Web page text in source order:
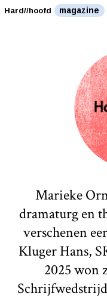
Hard//hoofd magazine
Marieke
dramaturg en
verschenen
Kluger Hans,
2025 won